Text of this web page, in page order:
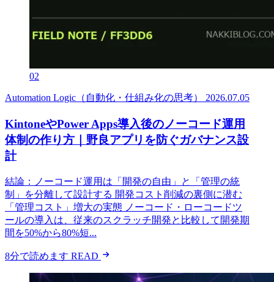
02
Automation Logic（自動化・仕組み化の思考） 2026.07.05
KintoneやPower Apps導入後のノーコード運用
体制の作り方｜野良アプリを防ぐガバナンス設
計
結論：ノーコード運用は「開発の自由」と「管理の統
制」を分離して設計する 開発コスト削減の裏側に潜む
「管理コスト」増大の実態 ノーコード・ローコードツ
ールの導入は、従来のスクラッチ開発と比較して開発期
間を50%から80%短...
8分で読めます READ